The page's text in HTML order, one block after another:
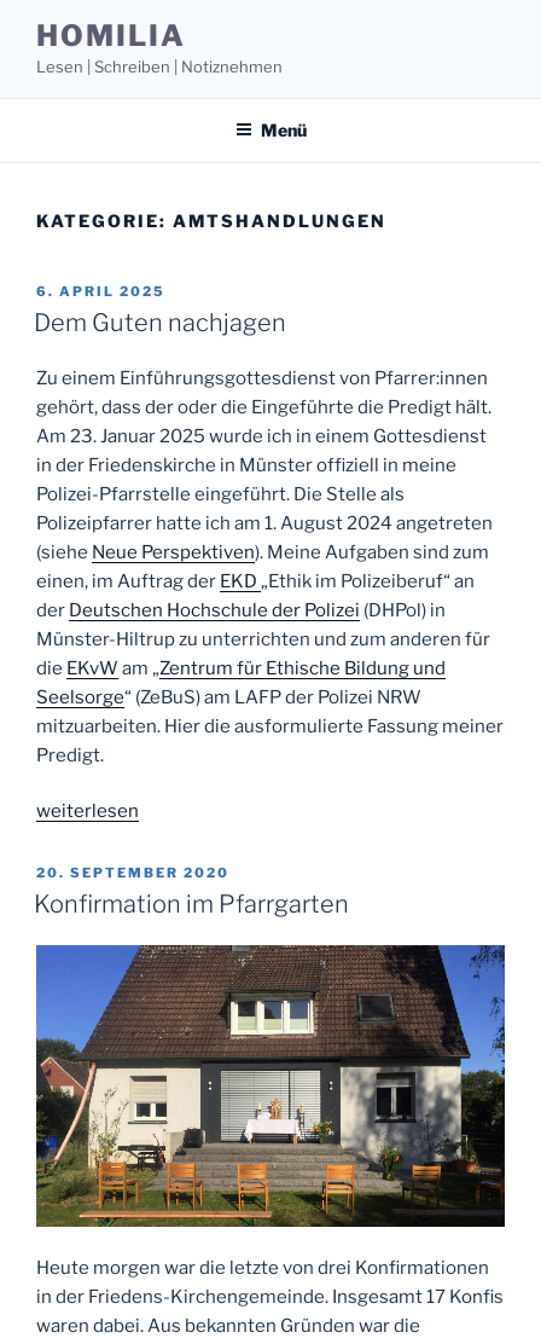
Inhalt
springen
HOMILIA
Lesen | Schreiben | Notiznehmen
Menü
KATEGORIE: AMTSHANDLUNGEN
VERÖFFENTLICHT
AM
6. APRIL 2025
Dem Guten nachjagen
Zu einem Einführungsgottesdienst von Pfarrer:innen
gehört, dass der oder die Eingeführte die Predigt hält.
Am 23. Januar 2025 wurde ich in einem Gottesdienst
in der Friedenskirche in Münster offiziell in meine
Polizei-Pfarrstelle eingeführt. Die Stelle als
Polizeipfarrer hatte ich am 1. August 2024 angetreten
(siehe Neue Perspektiven). Meine Aufgaben sind zum
einen, im Auftrag der EKD „Ethik im Polizeiberuf“ an
der Deutschen Hochschule der Polizei (DHPol) in
Münster-Hiltrup zu unterrichten und zum anderen für
die EKvW am „Zentrum für Ethische Bildung und
Seelsorge“ (ZeBuS) am LAFP der Polizei NRW
mitzuarbeiten. Hier die ausformulierte Fassung meiner
Predigt.
„Dem
nachjagen“
weiterlesen
VERÖFFENTLICHT
AM
20. SEPTEMBER 2020
Konfirmation im Pfarrgarten
Heute morgen war die letzte von drei Konfirmationen
in der Friedens-Kirchengemeinde. Insgesamt 17 Konfis
waren dabei. Aus bekannten Gründen war die